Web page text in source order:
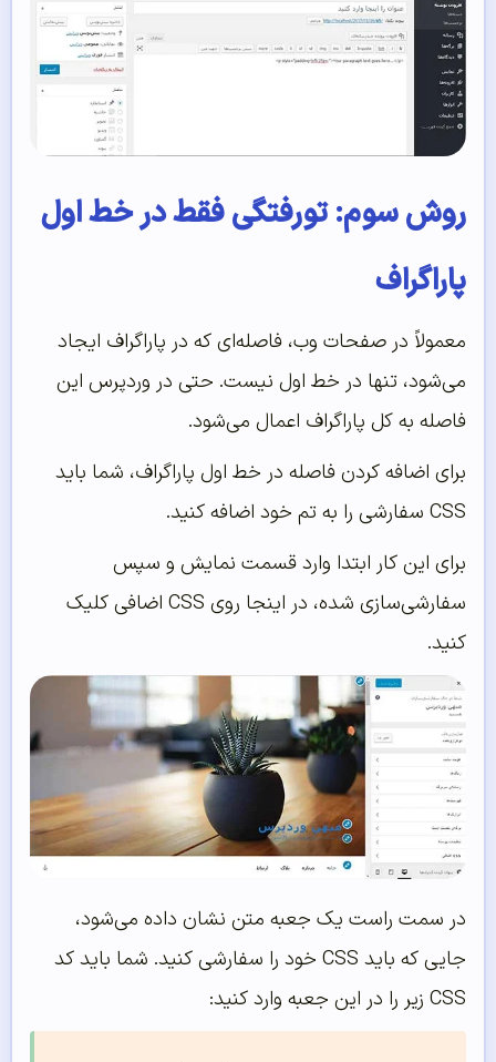
روش سوم: تورفتگی فقط در خط اول
پاراگراف
معمولاً در صفحات وب، فاصله‌ای که در پاراگراف ایجاد
می‌شود، تنها در خط اول نیست. حتی در وردپرس این
فاصله به کل پاراگراف اعمال می‌شود.
برای اضافه کردن فاصله در خط اول پاراگراف، شما باید
CSS سفارشی را به تم خود اضافه کنید.
برای این کار ابتدا وارد قسمت نمایش و سپس
سفارشی‌سازی شده، در اینجا روی CSS اضافی کلیک
کنید.
در سمت راست یک جعبه متن نشان داده می‌شود،
جایی که باید CSS خود را سفارشی کنید. شما باید کد
CSS زیر را در این جعبه وارد کنید: